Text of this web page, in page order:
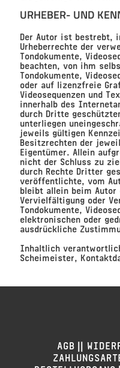
URHEBER- UND
Der Autor ist bestrebt,
Urheberrechte der
Tondokumente,
beachten, von ihm
Tondokumente,
oder auf lizenzfreie
Videosequenzen und
innerhalb des
durch Dritte
unterliegen
jeweils gültigen
Besitzrechten der
Eigentümer. Allein
nicht der Schluss zu
durch Rechte Dritter
veröffentlichte, vom
bleibt allein beim Autor
Vervielfältigung oder
Tondokumente,
elektronischen oder
ausdrückliche
Inhaltlich
Scheimeister,
AGB ||